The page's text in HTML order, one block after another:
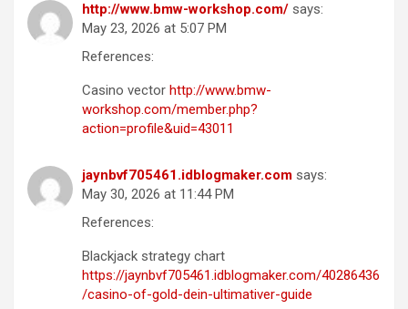
http://www.bmw-workshop.com/ says:
May 23, 2026 at 5:07 PM
References:
Casino vector http://www.bmw-
workshop.com/member.php?
action=profile&uid=43011
jaynbvf705461.idblogmaker.com says:
May 30, 2026 at 11:44 PM
References:
Blackjack strategy chart
https://jaynbvf705461.idblogmaker.com/40286436
/casino-of-gold-dein-ultimativer-guide